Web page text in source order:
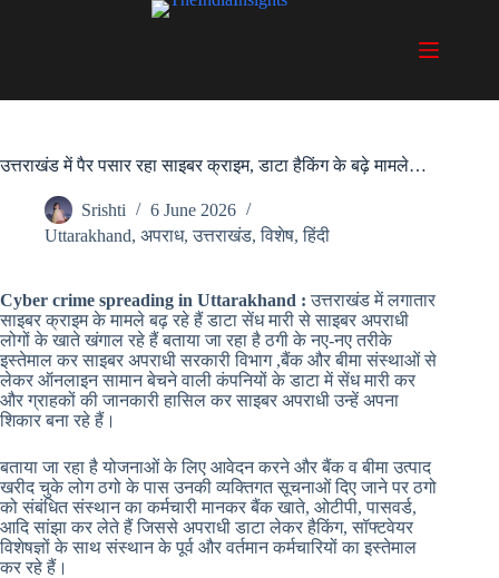
उत्तराखंड में पैर पसार रहा साइबर क्राइम, डाटा हैकिंग के बढ़े मामले…
Srishti
6 June 2026
Uttarakhand, अपराध,उत्तराखंड,विशेष,हिंदी
Cyber ​​crime spreading in Uttarakhand :उत्तराखंड में लगातार
साइबर क्राइम के मामले बढ़ रहे हैं डाटा सेंध मारी से साइबर अपराधी
लोगों के खाते खंगाल रहे हैं बताया जा रहा है ठगी के नए-नए तरीके
इस्तेमाल कर साइबर अपराधी सरकारी विभाग ,बैंक और बीमा संस्थाओं से
लेकर ऑनलाइन सामान बेचने वाली कंपनियों के डाटा में सेंध मारी कर
और ग्राहकों की जानकारी हासिल कर साइबर अपराधी उन्हें अपना
शिकार बना रहे हैं।
बताया जा रहा है योजनाओं के लिए आवेदन करने और बैंक व बीमा उत्पाद
खरीद चुके लोग ठगो के पास उनकी व्यक्तिगत सूचनाओं दिए जाने पर ठगो
को संबंधित संस्थान का कर्मचारी मानकर बैंक खाते, ओटीपी, पासवर्ड,
आदि सांझा कर लेते हैं जिससे अपराधी डाटा लेकर हैकिंग, सॉफ्टवेयर
विशेषज्ञों के साथ संस्थान के पूर्व और वर्तमान कर्मचारियों का इस्तेमाल
कर रहे हैं।